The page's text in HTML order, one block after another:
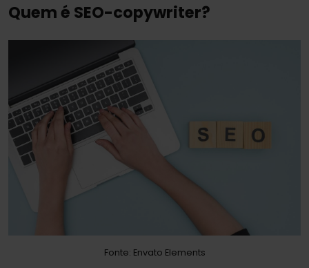
Quem é SEO-copywriter?
Fonte: Envato Elements